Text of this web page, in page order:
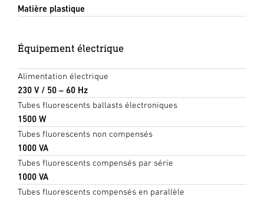
Matière plastique
Équipement électrique
Alimentation électrique
230 V / 50 – 60 Hz
Tubes fluorescents ballasts électroniques
1500 W
Tubes fluorescents non compensés
1000 VA
Tubes fluorescents compensés par série
1000 VA
Tubes fluorescents compensés en parallèle